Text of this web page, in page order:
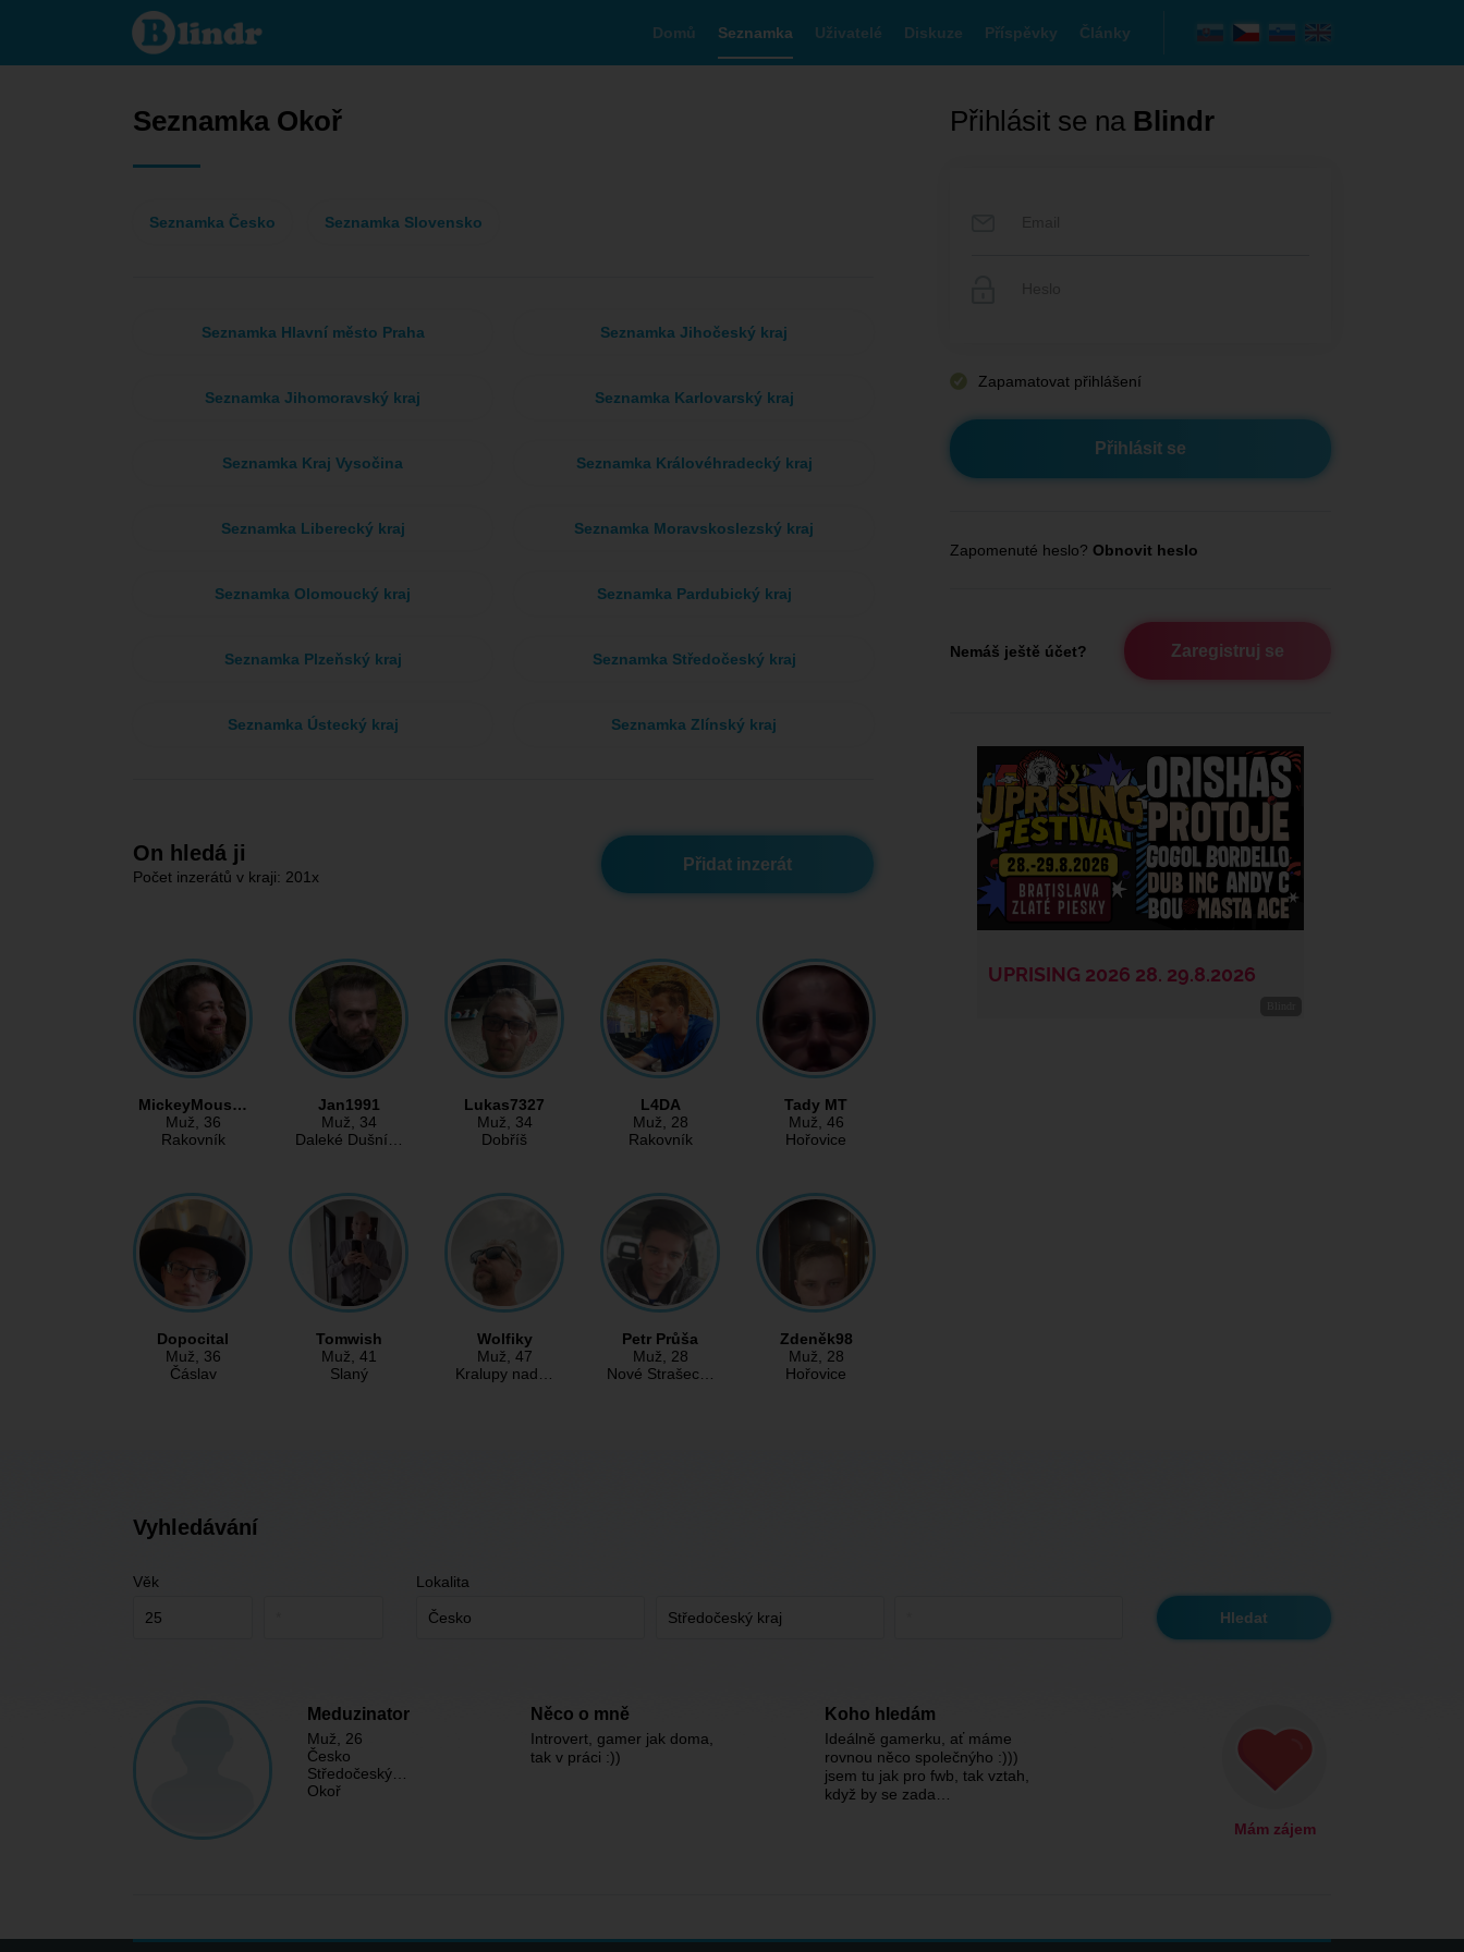
Seznamka
- On
hledá ji
Domů Seznamka Uživatelé Diskuze Příspěvky Články
Seznamka Okoř
Seznamka Česko Seznamka Slovensko
Seznamka Hlavní město Praha Seznamka Jihočeský kraj
Seznamka Jihomoravský kraj Seznamka Karlovarský kraj
Seznamka Kraj Vysočina Seznamka Královéhradecký kraj
Seznamka Liberecký kraj Seznamka Moravskoslezský kraj
Seznamka Olomoucký kraj Seznamka Pardubický kraj
Seznamka Plzeňský kraj Seznamka Středočeský kraj
Seznamka Ústecký kraj Seznamka Zlínský kraj
Přidat inzerát
On hledá ji
Počet inzerátů v kraji: 201x
MickeyMous…
Muž, 36
Rakovník
Jan1991
Muž, 34
Daleké Dušní…
Lukas7327
Muž, 34
Dobříš
L4DA
Muž, 28
Rakovník
Tady MT
Muž, 46
Hořovice
Dopocital
Muž, 36
Čáslav
Tomwish
Muž, 41
Slaný
Wolfiky
Muž, 47
Kralupy nad…
Petr Průša
Muž, 28
Nové Strašec…
Zdeněk98
Muž, 28
Hořovice
Přihlásit se na Blindr
Zapamatovat přihlášení
Zapomenuté heslo? Obnovit heslo
Nemáš ještě účet? Zaregistruj se
Vyhledávání
Věk Lokalita
Meduzinator
Muž , 26
Česko
Středočeský…
Okoř
Něco o mně
Introvert, gamer jak doma,
tak v práci :))
Koho hledám
Ideálně gamerku, ať máme
rovnou něco společnýho :)))
jsem tu jak pro fwb, tak vztah,
když by se zada…
Mám zájem